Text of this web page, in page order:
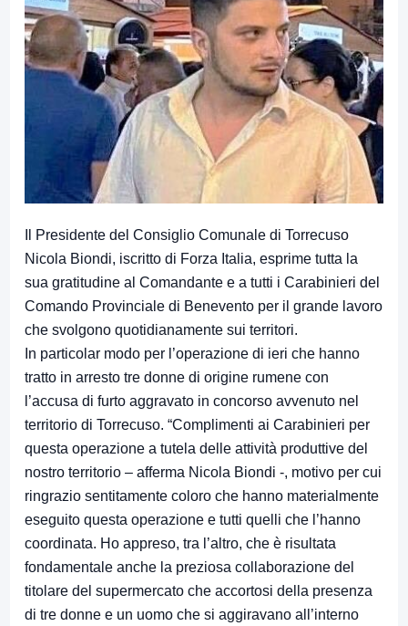
Il Presidente del Consiglio Comunale di Torrecuso
Nicola Biondi, iscritto di Forza Italia, esprime tutta la
sua gratitudine al Comandante e a tutti i Carabinieri del
Comando Provinciale di Benevento per il grande lavoro
che svolgono quotidianamente sui territori.
In particolar modo per l’operazione di ieri che hanno
tratto in arresto tre donne di origine rumene con
l’accusa di furto aggravato in concorso avvenuto nel
territorio di Torrecuso. “Complimenti ai Carabinieri per
questa operazione a tutela delle attività produttive del
nostro territorio – afferma Nicola Biondi -, motivo per cui
ringrazio sentitamente coloro che hanno materialmente
eseguito questa operazione e tutti quelli che l’hanno
coordinata. Ho appreso, tra l’altro, che è risultata
fondamentale anche la preziosa collaborazione del
titolare del supermercato che accortosi della presenza
di tre donne e un uomo che si aggiravano all’interno